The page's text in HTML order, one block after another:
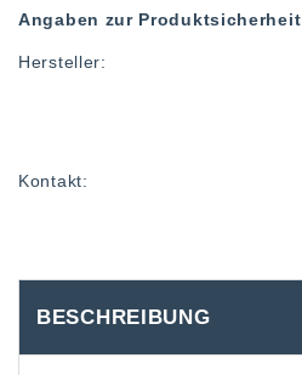
Angaben zur Produktsicherheit
Hersteller:
Kontakt:
BESCHREIBUNG